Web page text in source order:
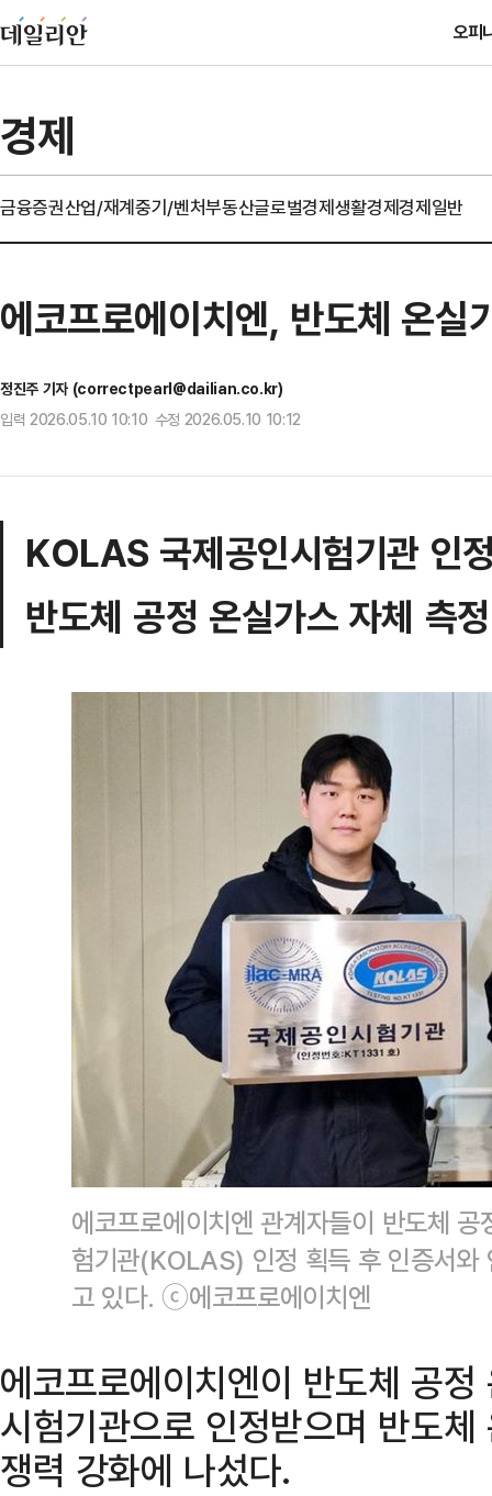
오피
경제
금융증권산업/재계중기/벤처부동산글로벌경제생활경제경제일반
에코프로에이치엔, 반도체 온실
정진주 기자 (correctpearl@dailian.co.kr)
입력 2026.05.10 10:10 수정 2026.05.10 10:12
KOLAS 국제공인시험기관 인
반도체 공정 온실가스 자체 측
에코프로에이치엔 관계자들이 반도체
험기관(KOLAS) 인정 획득 후 인증서와
고 있다. ⓒ에코프로에이치엔
에코프로에이치엔이 반도체 공
시험기관으로 인정받으며 반도
쟁력 강화에 나섰다.